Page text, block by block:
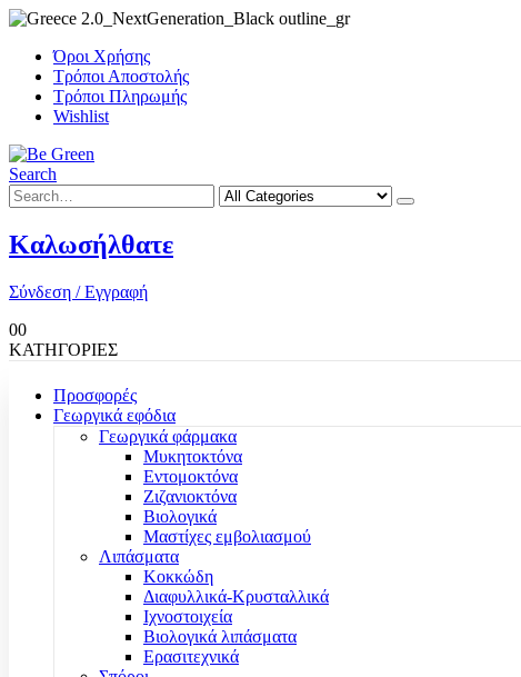
Όροι Χρήσης
Τρόποι Αποστολής
Τρόποι Πληρωμής
Wishlist
Search
Καλωσήλθατε
Σύνδεση / Εγγραφή
00
ΚΑΤΗΓΟΡΙΕΣ
Προσφορές
Γεωργικά εφόδια
Γεωργικά φάρμακα
Μυκητοκτόνα
Εντομοκτόνα
Ζιζανιοκτόνα
Βιολογικά
Μαστίχες εμβολιασμού
Λιπάσματα
Κοκκώδη
Διαφυλλικά-Κρυσταλλικά
Ιχνοστοιχεία
Βιολογικά λιπάσματα
Ερασιτεχνικά